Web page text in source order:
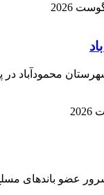
محمودآباد